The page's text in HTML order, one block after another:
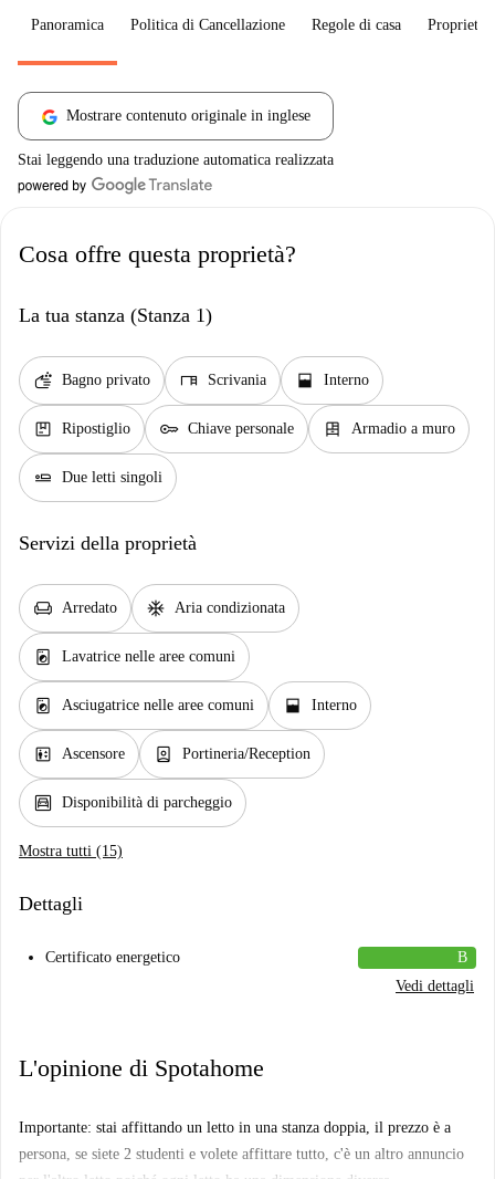
Panoramica Politica di Cancellazione Regole di casa
Mostrare contenuto originale in inglese
Stai leggendo una traduzione automatica realizzata
Cosa offre questa proprietà?
La tua stanza (Stanza 1)
soap Bagno privato desk Scrivania window_open Interno
package Ripostiglio key Chiave personale dresser Armadio a muro
airline_seat_flat Due letti singoli
Servizi della proprietà
chair Arredato ac_unit Aria condizionata
local_laundry_service Lavatrice nelle aree comuni
local_laundry_service Asciugatrice nelle aree comuni window_open Interno
elevator Ascensore person_book Portineria/Reception
garage Disponibilità di parcheggio
Mostra tutti (15)
Dettagli
Certificato energetico
B
Vedi dettagli
L'opinione di Spotahome
Importante: stai affittando un letto in una stanza doppia, il prezzo è a
persona, se siete 2 studenti e volete affittare tutto, c'è un altro annuncio